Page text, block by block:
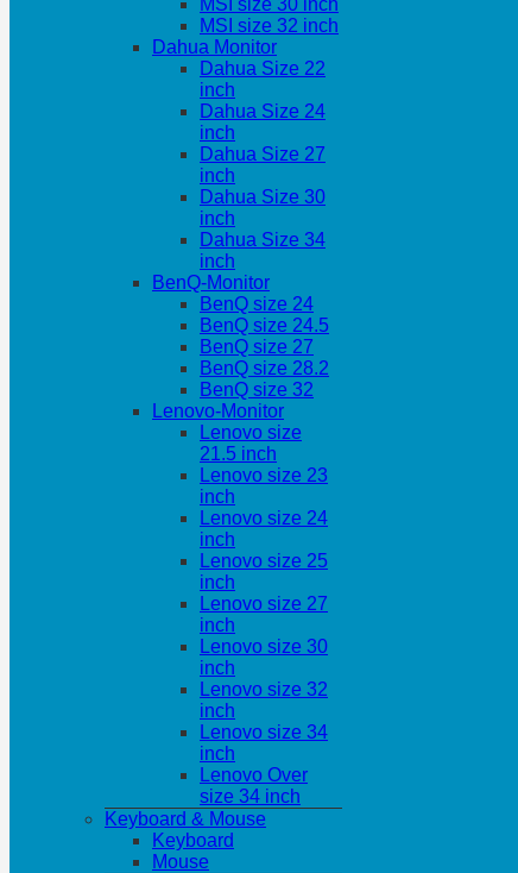
MSI size 30 inch
MSI size 32 inch
Dahua Monitor
Dahua Size 22
inch
Dahua Size 24
inch
Dahua Size 27
inch
Dahua Size 30
inch
Dahua Size 34
inch
BenQ-Monitor
BenQ size 24
BenQ size 24.5
BenQ size 27
BenQ size 28.2
BenQ size 32
Lenovo-Monitor
Lenovo size
21.5 inch
Lenovo size 23
inch
Lenovo size 24
inch
Lenovo size 25
inch
Lenovo size 27
inch
Lenovo size 30
inch
Lenovo size 32
inch
Lenovo size 34
inch
Lenovo Over
size 34 inch
Keyboard & Mouse
Keyboard
Mouse